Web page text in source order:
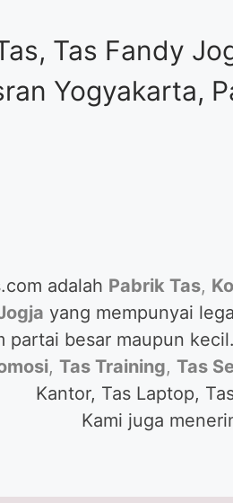
Tas Fandy
Yogyakarta,
adalah Pabrik Tas,
yang mempunyai
partai besar maupun
, Tas Training, Tas
Kantor, Tas Laptop,
Kami juga